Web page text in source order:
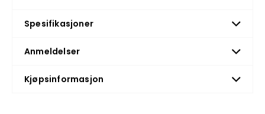
Spesifikasjoner
Anmeldelser
Kjøpsinformasjon